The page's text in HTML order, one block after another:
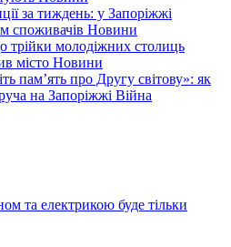
за тиждень: у Запоріжжі
споживачів Новини
трійки молодіжних столиць
місто Новини
пам’ять про Другу світову»: як
на Запоріжжі Війна
та електрикою буде тільки